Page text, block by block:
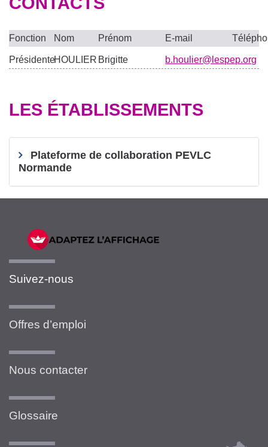
Fonction Nom Prénom E-mail
PrésidenteHOULIER Brigitte b.houlier@lespep.org
LES ÉTABLISSEMENTS
Plateforme de collaboration PEVLC
Normande
Suivez-nous
Offres d’emploi
Nous contacter
Glossaire